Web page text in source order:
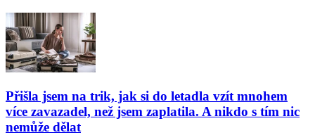
Přišla jsem na trik, jak si do letadla vzít mnohem
více zavazadel, než jsem zaplatila. A nikdo s tím nic
nemůže dělat